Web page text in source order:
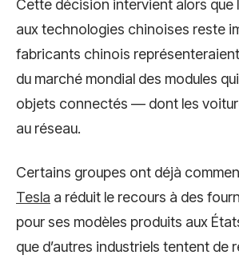
Cette décision intervient alors que
aux technologies chinoises reste
fabricants chinois
du marché mondial des modules
objets connectés — dont les
au réseau.
Certains groupes ont déjà
Tesla a réduit le recours à des
pour ses modèles produits aux
que d’autres industriels tentent de